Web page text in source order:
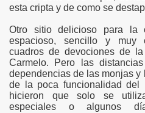
esta cripta y de como se
Otro sitio delicioso para la
espacioso, sencillo y muy
cuadros de devociones de
Carmelo. Pero las
dependencias de las monjas
de la poca funcionalidad
hicieron que solo se
especiales o algunos